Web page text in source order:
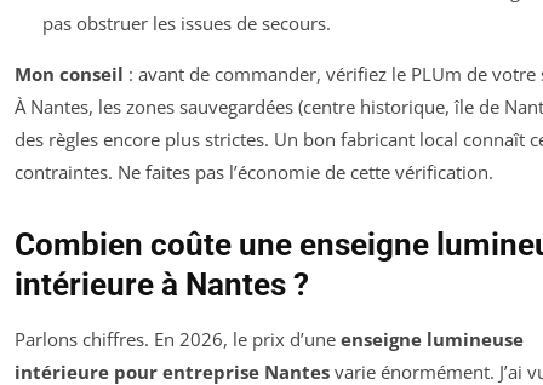
pas obstruer les issues de secours.
Mon conseil : avant de commander, vérifiez le PLUm de votre
À Nantes, les zones sauvegardées (centre historique, île de
des règles encore plus strictes. Un bon fabricant local connaît
contraintes. Ne faites pas l’économie de cette vérification.
Combien coûte une enseigne
intérieure à Nantes ?
Parlons chiffres. En 2026, le prix d’une enseigne lumineuse
intérieure pour entreprise Nantes varie énormément. J’ai